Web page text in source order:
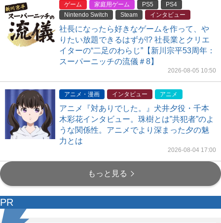
ゲーム 家庭用ゲーム PS5
PS4
Nintendo Switch
Steam インタビュー
社長になったら好きなゲームを作って、や
りたい放題できるはずが!? 社長業とクリエ
イターの“二足のわらじ”【新川宗平53周年：
スーパーニッチの流儀＃8】
2026-08-05 10:50
アニメ・漫画 インタビュー アニメ
アニメ『対ありでした。』犬井夕役・千本
木彩花インタビュー。珠樹とは”共犯者”のよ
うな関係性。アニメでより深まった夕の魅
力とは
2026-08-04 17:00
もっと見る
PR